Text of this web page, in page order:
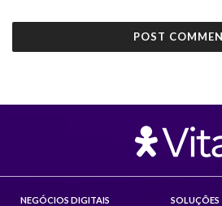
NEGÓCIOS DIGITAIS
SOLUÇÕES